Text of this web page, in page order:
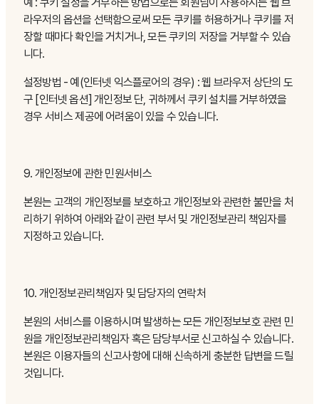
라우저의 옵션을 선택함으로써 모든 쿠키를 허용하거나 쿠키를 저
장할 때마다 확인을 거치거나, 모든 쿠키의 저장을 거부할 수 있습
니다.
설정방법 - 예(인터넷 익스플로어의 경우) : 웹 브라우저 상단의 도
구 [인터넷 옵션] 개인정보 단, 귀하께서 쿠키 설치를 거부하였을
경우 서비스 제공에 어려움이 있을 수 있습니다.
9. 개인정보에 관한 민원서비스
본원는 고객의 개인정보를 보호하고 개인정보와 관련한 불만을 처
리하기 위하여 아래와 같이 관련 부서 및 개인정보관리 책임자를
지정하고 있습니다.
10. 개인정보관리책임자 및 담당자의 연락처
본원의 서비스를 이용하시며 발생하는 모든 개인정보보호 관련 민
원을 개인정보관리책임자 혹은 담당부서로 신고하실 수 있습니다.
본원은 이용자들의 신고사항에 대해 신속하게 충분한 답변을 드릴
것입니다.